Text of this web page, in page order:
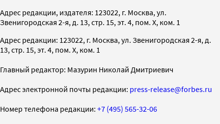
Адрес редакции, издателя: 123022, г. Москва, ул.
Звенигородская 2-я, д. 13, стр. 15, эт. 4, пом. X, ком. 1
Адрес редакции: 123022, г. Москва, ул. Звенигородская 2-я, д.
13, стр. 15, эт. 4, пом. X, ком. 1
Главный редактор: Мазурин Николай Дмитриевич
Адрес электронной почты редакции: press-release@forbes.ru
Номер телефона редакции: +7 (495) 565-32-06